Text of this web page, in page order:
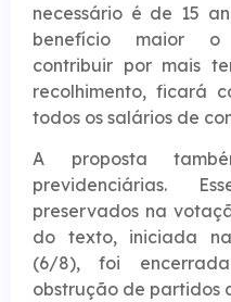
necessário é de 15
benefício maior o
contribuir por mais
recolhimento, ficará
todos os salários de
A proposta
previdenciárias.
preservados na
do texto, iniciada
(6/8), foi
obstrução de partidos